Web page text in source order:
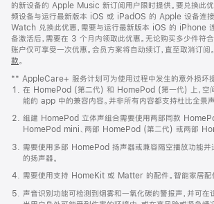
页
脚
的新设备的 Apple Music 新订阅用户限时提供。要兑换此优
频设备与运行最新版本 iOS 或 iPadOS 的 Apple 设备连
Watch 兑换此优惠，需要与运行最新版本 iOS 的 iPhone
备激活后，需要在 3 个月内领取此优惠。无论购买多少件符
账户仅可享受一次优惠。会员方案将自动续订，直至取消订阅
款。
窗
口
中
打
开)
** AppleCare+ 服务计划可为使用过程中发生的意外损坏提
在 HomePod (第二代) 和 HomePod (第一代) 上，空
能的 app 中的兼容内容。并非所有内容都支持杜比全景声
组建 HomePod 立体声组合需要使用两部同款
HomePod mini、两部 HomePod (第二代) 或两部
需要使用多部 HomePod 扬声器或兼容隔空播放功能并
的扬声器。
需要使用支持 HomeKit 或 Matter 的配件。智能家居配
声音识别功能可检测到烟雾和一氧化碳的警报声，并可在